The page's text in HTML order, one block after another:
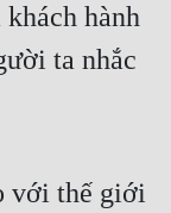
hành
ta nhắc
với thế giới